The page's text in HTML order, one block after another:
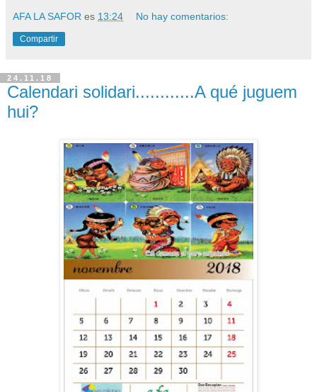
AFA LA SAFOR es 13:24 No hay comentarios:
Compartir
24.11.18
Calendari solidari............A qué juguem
hui?